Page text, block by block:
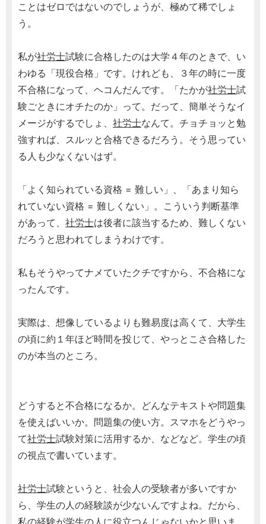
ことはゼロではないのでしょうが、極めて稀でしょ
う。
私が社労士試験に合格したのは大学４年のときで、い
わゆる「現役合格」です。けれども、３年の時に一度
不合格になって、ヘコんだんです。「たかが社労士試
験ごときにオチたのか」って。だって、簡単そうなイ
メージがするでしょ、 社労士なんて。チョチョッと勉
強すれば、スルッと合格できるだろう。そう思ってい
る人も少なくないはず。
「よく知られている資格 = 難しい」、「あまり知ら
れていない資格 = 難しくない」。こういう判断基準
があって、 社労士は後者に該当するため、難しくない
だろうと思われてしまうわけです。
私もそうやってナメていたクチですから、不合格にな
ったんです。
実際は、想像しているよりも難易度は高くて、大学生
の頃に約１年ほど時間を投じて、やっとこさ合格した
のが本当のところ。
どうすると不合格になるか。どんなテキストや問題集
を使えばいいか。問題集の使い方。スマホをどうやっ
て社労士試験対策に活用するか、などなど。学生の頃
の視点で書いています。
社労士試験というと、社会人の受験者が多いですか
ら、学生の人の経験談が少ないんですよね。だから、